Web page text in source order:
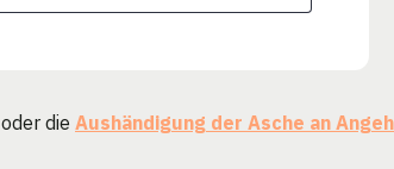
oder die Aushändigung der Asche an